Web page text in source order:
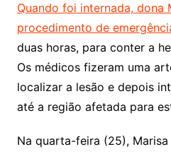
Quando foi internada, dona
procedimento de
duas horas, para conter a
Os médicos fizeram uma
localizar a lesão e depois
até a região afetada para
Na quarta-feira (25),